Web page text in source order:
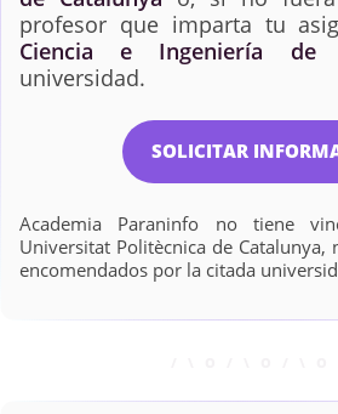
profesor que imparta tu
Ciencia e Ingeniería de
universidad.
SOLICITAR
Academia Paraninfo no tiene
Universitat Politècnica de Catalunya,
encomendados por la citada